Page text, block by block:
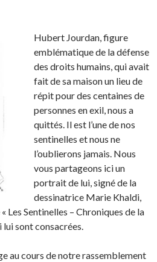
Hubert Jourdan, figure
emblématique de la défense
des droits humains, qui avait
fait de sa maison un lieu de
répit pour des centaines de
personnes en exil, nous a
quittés. Il est l’une de nos
sentinelles et nous ne
l’oublierons jamais. Nous
vous partageons ici un
portrait de lui, signé de la
dessinatrice Marie Khaldi,
Les Sentinelles – Chroniques de la
sont consacrées.
au cours de notre rassemblement